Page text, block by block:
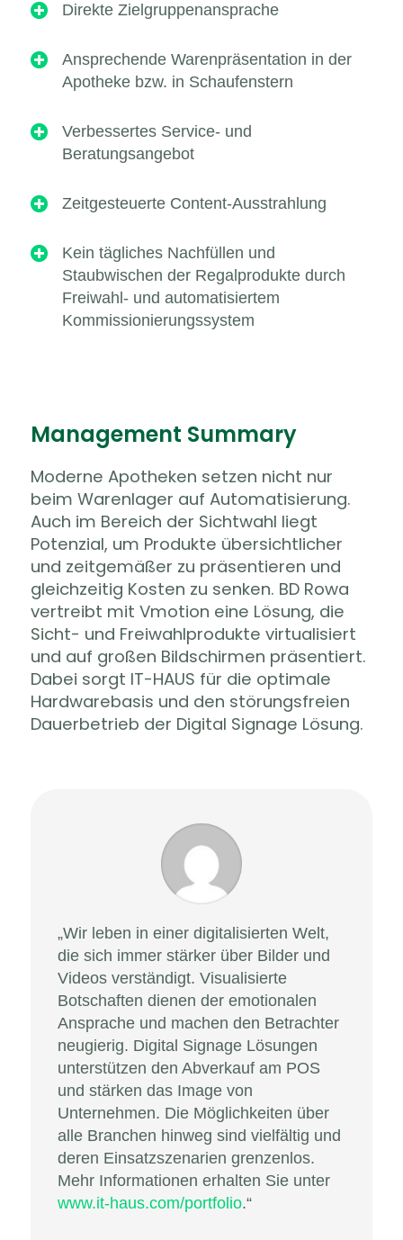
 Direkte Zielgruppenansprache

Ansprechende Warenpräsentation in der
Apotheke bzw. in Schaufenstern

Verbessertes Service- und
Beratungsangebot
 Zeitgesteuerte Content-Ausstrahlung

Kein tägliches Nachfüllen und
Staubwischen der Regalprodukte durch
Freiwahl- und automatisiertem
Kommissionierungssystem
Management Summary
Moderne Apotheken setzen nicht nur
beim Warenlager auf Automatisierung.
Auch im Bereich der Sichtwahl liegt
Potenzial, um Produkte übersichtlicher
und zeitgemäßer zu präsentieren und
gleichzeitig Kosten zu senken. BD Rowa
vertreibt mit Vmotion eine Lösung, die
Sicht- und Freiwahlprodukte virtualisiert
und auf großen Bildschirmen präsentiert.
Dabei sorgt IT-HAUS für die optimale
Hardwarebasis und den störungsfreien
Dauerbetrieb der Digital Signage Lösung.
„Wir leben in einer digitalisierten Welt,
die sich immer stärker über Bilder und
Videos verständigt. Visualisierte
Botschaften dienen der emotionalen
Ansprache und machen den Betrachter
neugierig. Digital Signage Lösungen
unterstützen den Abverkauf am POS
und stärken das Image von
Unternehmen. Die Möglichkeiten über
alle Branchen hinweg sind vielfältig und
deren Einsatzszenarien grenzenlos.
Mehr Informationen erhalten Sie unter
www.it-haus.com/portfolio.“